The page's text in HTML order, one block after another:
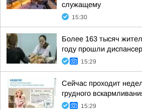
служащему
15:30
Более 163 тысяч
году прошли
15:29
Сейчас проходит
грудного
15:29